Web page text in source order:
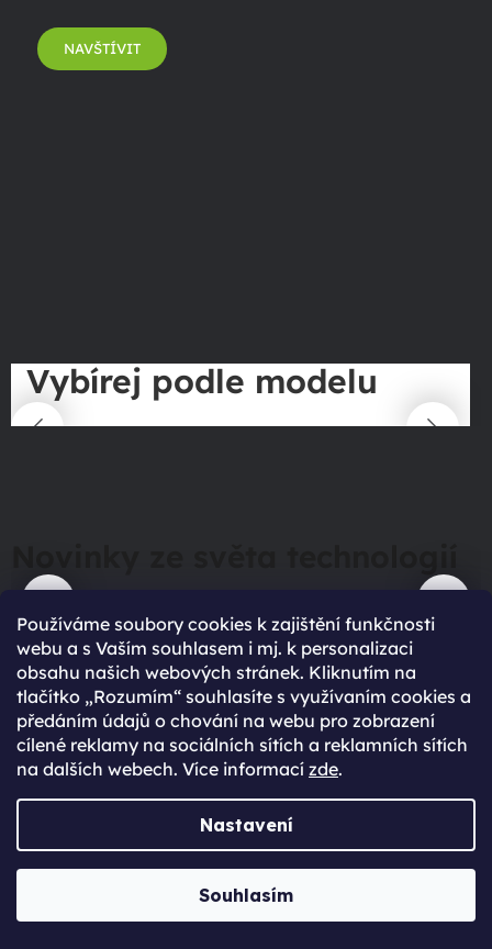
Používáme soubory cookies k zajištění funkčnosti
webu a s Vaším souhlasem i mj. k personalizaci
obsahu našich webových stránek. Kliknutím na
tlačítko „Rozumím“ souhlasíte s využívaním cookies a
předáním údajů o chování na webu pro zobrazení
cílené reklamy na sociálních sítích a reklamních sítích
na dalších webech. Více informací zde.
Nastavení
Souhlasím
NAVŠTÍVIT
Vybírej podle modelu
Přejít do magazínu
spokojení zákazníci